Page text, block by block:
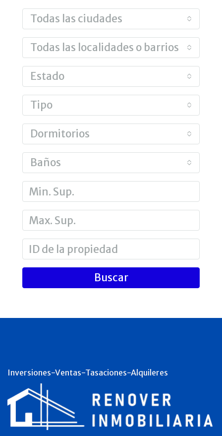
Todas las ciudades
Todas las localidades o barrios
Estado
Tipo
Dormitorios
Baños
Buscar
Inversiones-Ventas-Tasaciones-Alquileres